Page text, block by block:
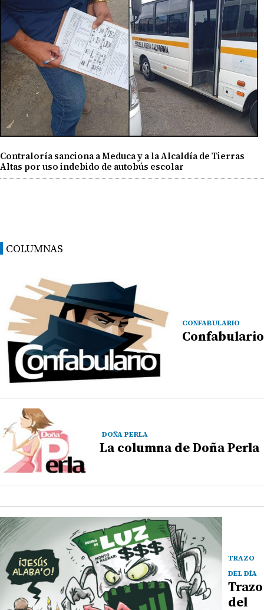
Contraloría sanciona a Meduca y a la Alcaldía de Tierras
Altas por uso indebido de autobús escolar
COLUMNAS
CONFABULARIO
Confabulario
DOÑA PERLA
La columna de Doña Perla
TRAZO
DEL DÍA
Trazo
del